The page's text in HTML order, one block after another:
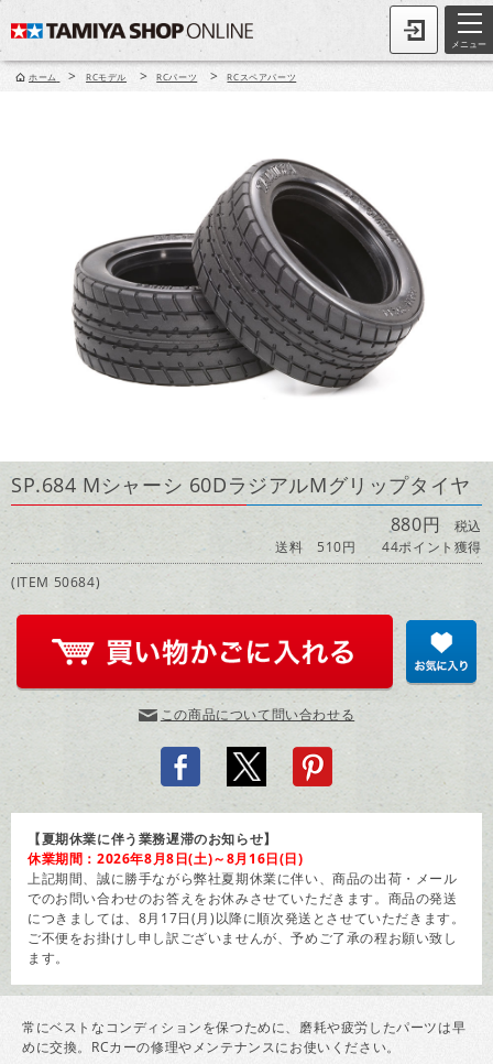
メニュー
ホーム > RCモデル > RCパーツ > RCスペアパーツ
SP.684 Mシャーシ 60DラジアルMグリップタイヤ
880円 税込
送料 510円
44ポイント獲得
(ITEM 50684)
この商品について問い合わせる
【夏期休業に伴う業務遅滞のお知らせ】
休業期間：2026年8月8日(土)～8月16日(日)
上記期間、誠に勝手ながら弊社夏期休業に伴い、商品の出荷・メール
でのお問い合わせのお答えをお休みさせていただきます。商品の発送
につきましては、8月17日(月)以降に順次発送とさせていただきます。
ご不便をお掛けし申し訳ございませんが、予めご了承の程お願い致し
ます。
常にベストなコンディションを保つために、磨耗や疲労したパーツは早
めに交換。RCカーの修理やメンテナンスにお使いください。